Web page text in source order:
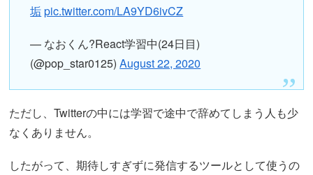
垢pic.twitter.com/LA9YD6ivCZ
— なおくん?React学習中(24日目)
(@pop_star0125)August 22, 2020
ただし、Twitterの中には学習で途中で辞めてしまう人も少
なくありません。
したがって、期待しすぎずに発信するツールとして使うの